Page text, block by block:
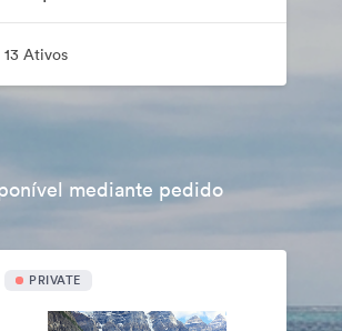
13 Ativos
mediante pedido
PRIVATE